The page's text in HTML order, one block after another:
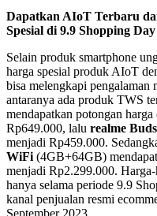
Dapatkan AIoT Terbaru
Spesial di 9.9 Shopping Day
Selain produk smartphone
harga spesial produk AIoT
bisa melengkapi pengalaman
antaranya ada produk TWS
mendapatkan potongan
Rp649.000, lalu realme
menjadi Rp459.000.
WiFi (4GB+64GB)
menjadi Rp2.299.000. Harga-
hanya selama periode 9.9
kanal penjualan resmi
September 2023.